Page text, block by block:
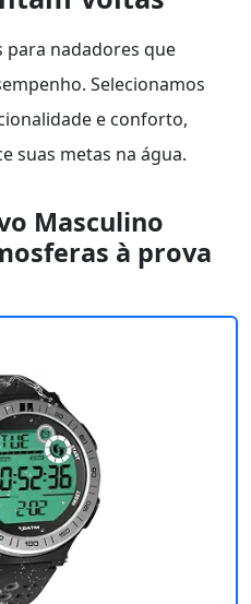
para nadadores que
Selecionamos
e conforto,
suas metas na água.
Masculino
à prova